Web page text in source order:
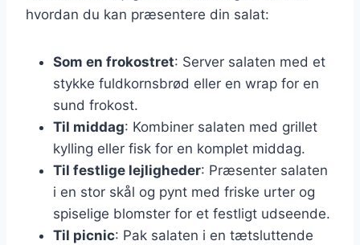
hvordan du kan præsentere din salat:
Som en frokostret: Server salaten med et
stykke fuldkornsbrød eller en wrap for en
sund frokost.
Til middag: Kombiner salaten med grillet
kylling eller fisk for en komplet middag.
Til festlige lejligheder: Præsenter salaten
i en stor skål og pynt med friske urter og
spiselige blomster for et festligt udseende.
Til picnic: Pak salaten i en tætsluttende